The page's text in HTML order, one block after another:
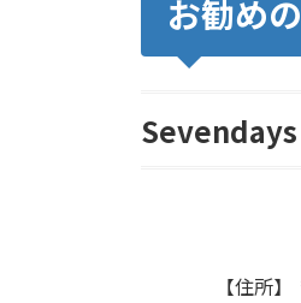
お勧め
【住所